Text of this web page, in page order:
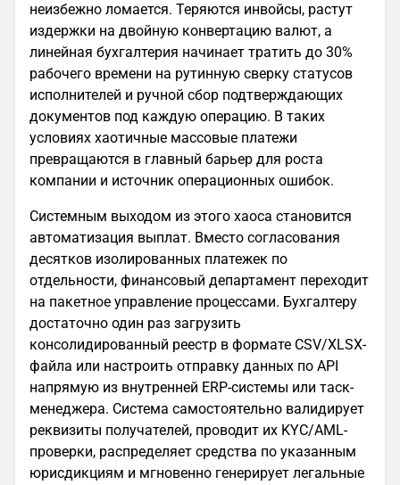
неизбежно ломается. Теряются инвойсы, растут
издержки на двойную конвертацию валют, а
линейная бухгалтерия начинает тратить до 30%
рабочего времени на рутинную сверку статусов
исполнителей и ручной сбор подтверждающих
документов под каждую операцию. В таких
условиях хаотичные массовые платежи
превращаются в главный барьер для роста
компании и источник операционных ошибок.
Системным выходом из этого хаоса становится
автоматизация выплат. Вместо согласования
десятков изолированных платежек по
отдельности, финансовый департамент переходит
на пакетное управление процессами. Бухгалтеру
достаточно один раз загрузить
консолидированный реестр в формате CSV/XLSX-
файла или настроить отправку данных по API
напрямую из внутренней ERP-системы или таск-
менеджера. Система самостоятельно валидирует
реквизиты получателей, проводит их KYC/AML-
проверки, распределяет средства по указанным
юрисдикциям и мгновенно генерирует легальные